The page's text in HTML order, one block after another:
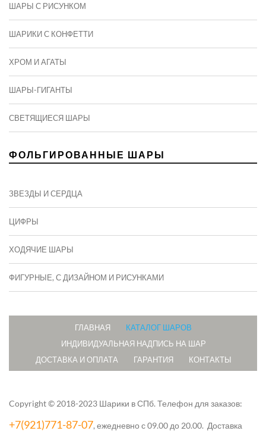
ШАРЫ С РИСУНКОМ
ШАРИКИ С КОНФЕТТИ
ХРОМ И АГАТЫ
ШАРЫ-ГИГАНТЫ
СВЕТЯЩИЕСЯ ШАРЫ
ФОЛЬГИРОВАННЫЕ ШАРЫ
ЗВЕЗДЫ И СЕРДЦА
ЦИФРЫ
ХОДЯЧИЕ ШАРЫ
ФИГУРНЫЕ, С ДИЗАЙНОМ И РИСУНКАМИ
ГЛАВНАЯ
КАТАЛОГ ШАРОВ
ИНДИВИДУАЛЬНАЯ НАДПИСЬ НА ШАР
ДОСТАВКА И ОПЛАТА
ГАРАНТИЯ КОНТАКТЫ
Copyright © 2018-2023 Шарики в СПб. Телефон для заказов:
+7(921)771-87-07, ежедневно с 09.00 до 20.00. Доставка